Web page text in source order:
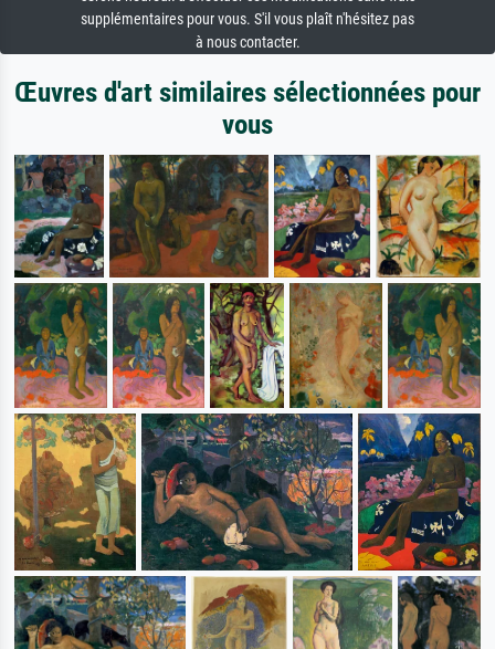
supplémentaires pour vous. S'il vous plaît n'hésitez pas
à nous contacter.
Œuvres d'art similaires sélectionnées pour
vous